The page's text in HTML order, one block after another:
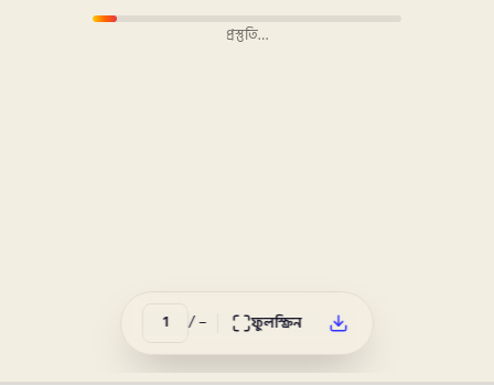
প্রস্তুতি…
/– ফুলস্ক্রিন